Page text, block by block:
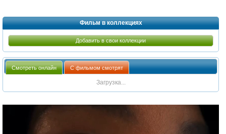
Фильм в коллекциях
Добавить в свои коллекции
Смотреть онлайн С фильмом смотрят
Загрузка...